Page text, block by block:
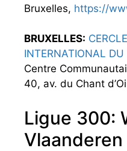
Bruxelles, https://
BRUXELLES:
INTERNATIONAL DU
Centre
40, av. du Chant
Ligue 300:
Vlaanderen